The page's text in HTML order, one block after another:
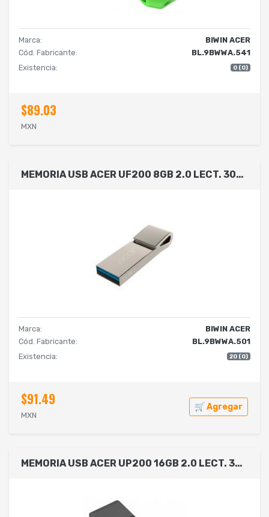
Marca:
BIWIN ACER
Cód. Fabricante:
BL.9BWWA.541
Existencia:
0 (0)
$89.03
MXN
MEMORIA USB ACER UF200 8GB 2.0 LECT. 30MB/S ESCRIT. 15MB/S COLOR METLICO ( BL.9BWWA.501)
Marca:
BIWIN ACER
Cód. Fabricante:
BL.9BWWA.501
Existencia:
20 (0)
$91.49
MXN
🛒 Agregar
MEMORIA USB ACER UP200 16GB 2.0 LECT. 30MB/S ESCRIT. 15MB/S COLOR NEGRO BL.9BWWA.509